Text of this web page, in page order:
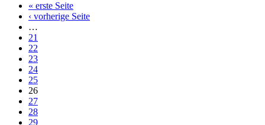
Seiten« erste Seite
‹ vorherige Seite
…
21
22
23
24
25
26
27
28
29